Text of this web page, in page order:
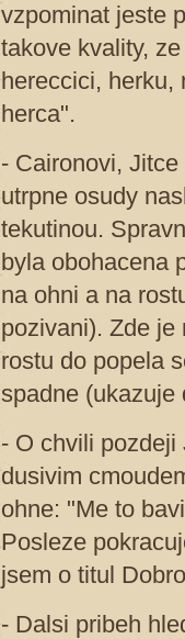
vzpominat jeste
takove kvality,
hereccici, herku,
herca".
- Caironovi,
utrpne osudy
tekutinou.
byla obohacena
na ohni a na
pozivani). Zde je
rostu do popela
spadne (ukazuje
- O chvili
dusivim
ohne: "Me to
Posleze
jsem o titul
- Dalsi pribeh